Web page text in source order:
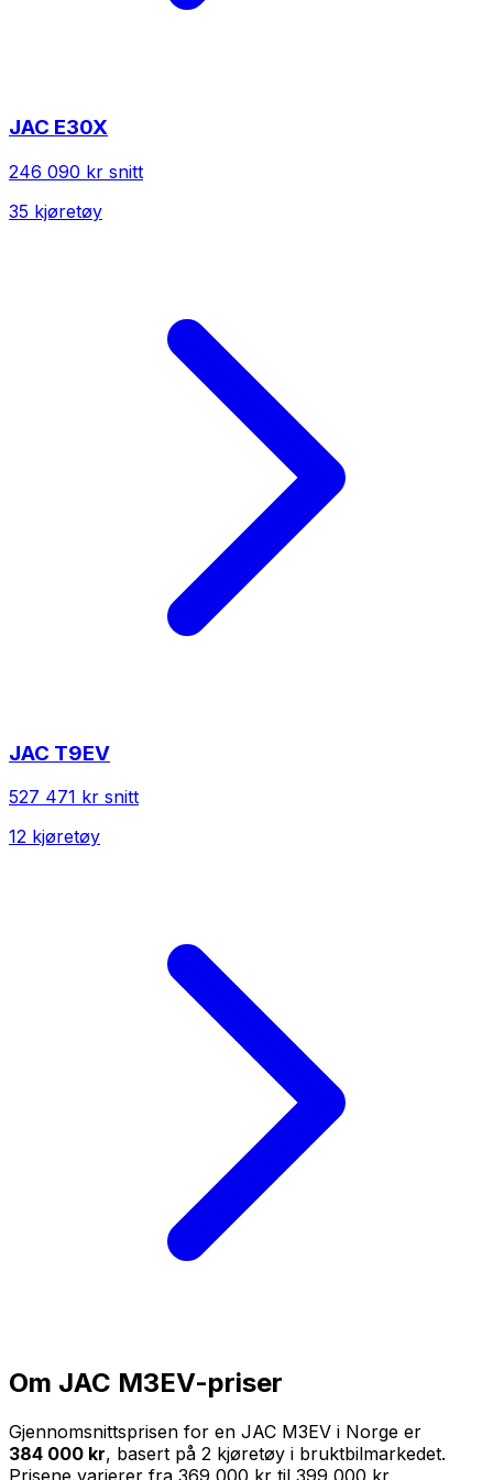
JAC E30X
246 090 kr snitt
35 kjøretøy
JAC T9EV
527 471 kr snitt
12 kjøretøy
Om JAC M3EV-priser
Gjennomsnittsprisen for en JAC M3EV i Norge er
384 000 kr, basert på 2 kjøretøy i bruktbilmarkedet.